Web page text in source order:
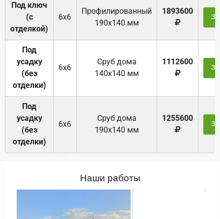
Под ключ
(с
отделкой)
6х6
Профилированный
190х140 мм
1893600
Под
усадку
(без
отделки)
6х6
Cруб дома
140х140 мм
1112600
Под
усадку
(без
отделки)
6х6
Cруб дома
190х140 мм
1255600
Наши работы